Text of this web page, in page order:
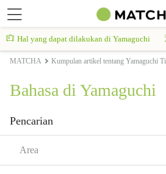
Hal yang dapat dilakukan di Yamaguchi
MATCHA Kumpulan artikel tentang Yamaguchi
Bahasa di Yamaguchi
Pencarian
Area